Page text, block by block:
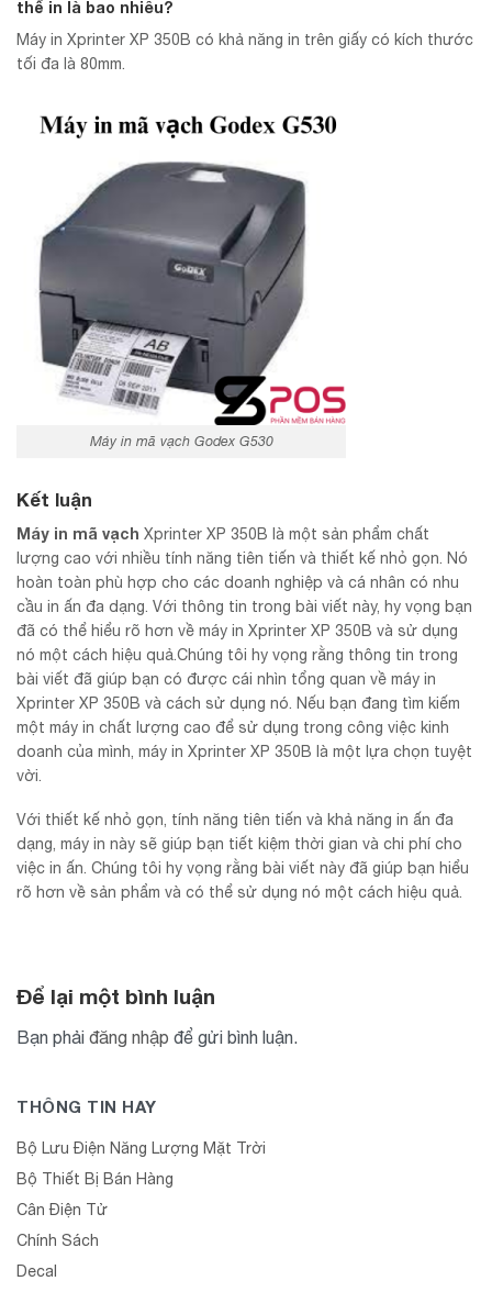
thể in là bao nhiêu?
Máy in Xprinter XP 350B có khả năng in trên giấy có kích thước
tối đa là 80mm.
Máy in mã vạch Godex G530
Kết luận
Máy in mã vạch Xprinter XP 350B là một sản phẩm chất
lượng cao với nhiều tính năng tiên tiến và thiết kế nhỏ gọn. Nó
hoàn toàn phù hợp cho các doanh nghiệp và cá nhân có nhu
cầu in ấn đa dạng. Với thông tin trong bài viết này, hy vọng bạn
đã có thể hiểu rõ hơn về máy in Xprinter XP 350B và sử dụng
nó một cách hiệu quả.Chúng tôi hy vọng rằng thông tin trong
bài viết đã giúp bạn có được cái nhìn tổng quan về máy in
Xprinter XP 350B và cách sử dụng nó. Nếu bạn đang tìm kiếm
một máy in chất lượng cao để sử dụng trong công việc kinh
doanh của mình, máy in Xprinter XP 350B là một lựa chọn tuyệt
vời.
Với thiết kế nhỏ gọn, tính năng tiên tiến và khả năng in ấn đa
dạng, máy in này sẽ giúp bạn tiết kiệm thời gian và chi phí cho
việc in ấn. Chúng tôi hy vọng rằng bài viết này đã giúp bạn hiểu
rõ hơn về sản phẩm và có thể sử dụng nó một cách hiệu quả.
Để lại một bình luận
Bạn phải đăng nhập để gửi bình luận.
THÔNG TIN HAY
Bộ Lưu Điện Năng Lượng Mặt Trời
Bộ Thiết Bị Bán Hàng
Cân Điện Tử
Chính Sách
Decal